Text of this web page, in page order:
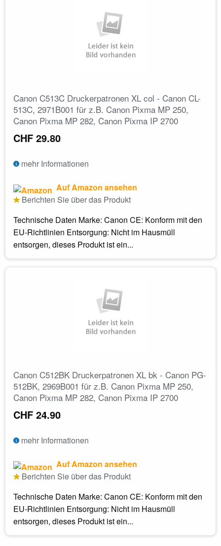
Canon C513C Druckerpatronen XL col - Canon CL-
513C, 2971B001 für z.B. Canon Pixma MP 250,
Canon Pixma MP 282, Canon Pixma IP 2700
CHF 29.80
mehr Informationen
Auf Amazon ansehen
Berichten Sie über das Produkt
Technische Daten Marke: Canon CE: Konform mit den
EU-Richtlinien Entsorgung: Nicht im Hausmüll
entsorgen, dieses Produkt ist ein...
Canon C512BK Druckerpatronen XL bk - Canon PG-
512BK, 2969B001 für z.B. Canon Pixma MP 250,
Canon Pixma MP 282, Canon Pixma IP 2700
CHF 24.90
mehr Informationen
Auf Amazon ansehen
Berichten Sie über das Produkt
Technische Daten Marke: Canon CE: Konform mit den
EU-Richtlinien Entsorgung: Nicht im Hausmüll
entsorgen, dieses Produkt ist ein...